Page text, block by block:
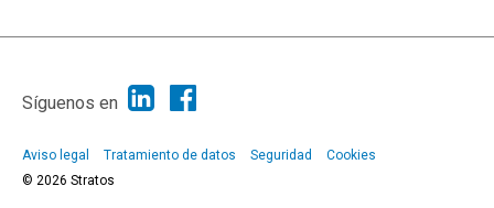
|
Síguenos en
Aviso legal Tratamiento de datos Seguridad
Cookies
© 2026 Stratos